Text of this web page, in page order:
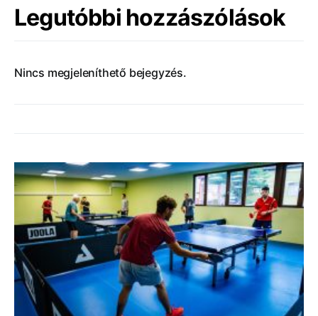
Legutóbbi hozzászólások
Nincs megjeleníthető bejegyzés.